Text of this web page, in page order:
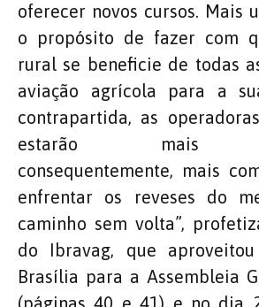
oferecer novos cursos. Mais
o propósito de fazer com
rural se beneficie de todas
aviação agrícola para a
contrapartida, as
estarão mais
consequentemente, mais
enfrentar os reveses do
caminho sem volta”,
do Ibravag, que
Brasília para a Assembleia